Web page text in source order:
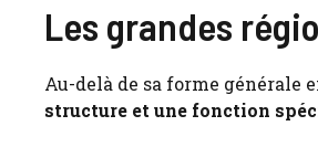
Les grandes
Au-delà de sa forme générale
structure et une fonction